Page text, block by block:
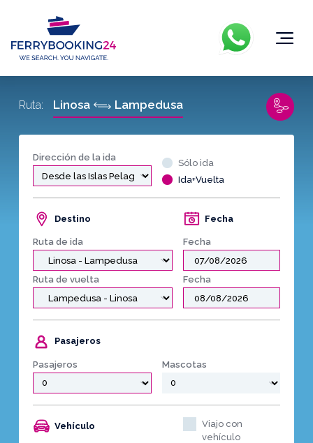
Dirección de la ida
Sólo ida
Ida+Vuelta
Destino
Ruta de ida
Fecha
Fecha
Ruta de vuelta Fecha
Pasajeros
Pasajeros Mascotas
Vehículo
Viajo con
vehículo
Ruta: Linosa Lampedusa